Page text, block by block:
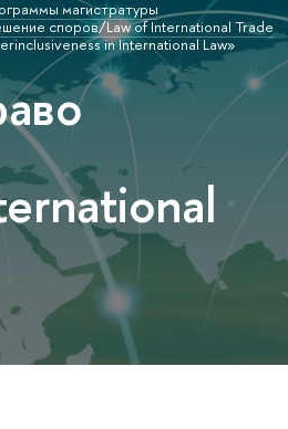
магистратуры
споров/Law of International Trade
in International Law»